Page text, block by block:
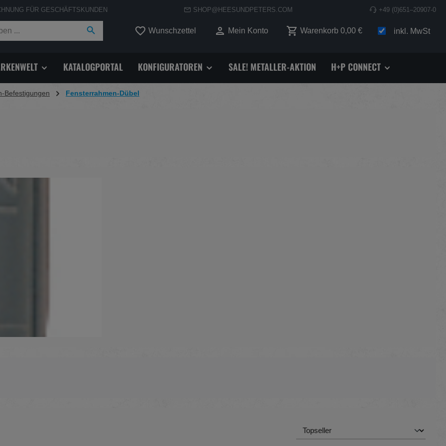
FÜR GESCHÄFTSKUNDEN SHOP@HEESUNDPETERS.COM +49 (0)651–20907-0
Wunschzettel Du hast 0 Produkte auf dem Merkzettel
Mein Konto Warenkorb 0,00 € inkl. MwSt
KATALOGPORTAL KONFIGURATOREN SALE! METALLER-AKTION H+P CONNECT
Befestigungen Fensterrahmen-Dübel